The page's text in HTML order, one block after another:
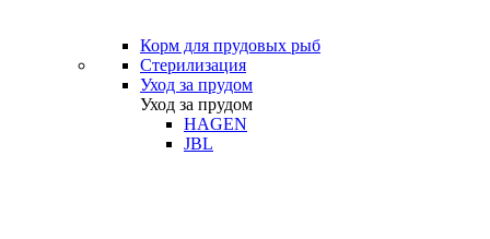
Корм для прудовых рыб
Стерилизация
Уход за прудом
Уход за прудом
HAGEN
JBL